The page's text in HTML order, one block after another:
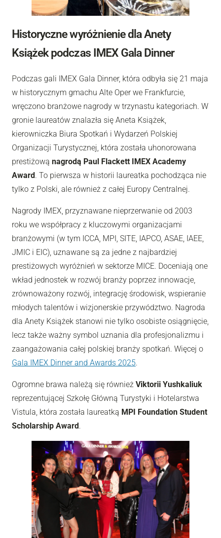
Historyczne wyróżnienie dla Anety
Książek podczas IMEX Gala Dinner
Podczas gali IMEX Gala Dinner, która odbyła się 21 maja
w historycznym gmachu Alte Oper we Frankfurcie,
wręczono branżowe nagrody w trzynastu kategoriach. W
gronie laureatów znalazła się Aneta Książek,
kierowniczka Biura Spotkań i Wydarzeń Polskiej
Organizacji Turystycznej, która została uhonorowana
prestiżową nagrodą Paul Flackett IMEX Academy
Award . To pierwsza w historii laureatka pochodząca nie
tylko z Polski, ale również z całej Europy Centralnej.
Nagrody IMEX, przyznawane nieprzerwanie od 2003
roku we współpracy z kluczowymi organizacjami
branżowymi (w tym ICCA, MPI, SITE, IAPCO, ASAE, IAEE,
JMIC i EIC), uznawane są za jedne z najbardziej
prestiżowych wyróżnień w sektorze MICE. Doceniają one
wkład jednostek w rozwój branży poprzez innowacje,
zrównoważony rozwój, integrację środowisk, wspieranie
młodych talentów i wizjonerskie przywództwo. Nagroda
dla Anety Książek stanowi nie tylko osobiste osiągnięcie,
lecz także ważny symbol uznania dla profesjonalizmu i
zaangażowania całej polskiej branży spotkań. Więcej o
Gala IMEX Dinner and Awards 2025.
Ogromne brawa należą się również Viktorii Yushkaliuk
reprezentującej Szkołę Główną Turystyki i Hotelarstwa
Vistula, która została laureatką MPI Foundation Student
Scholarship Award .